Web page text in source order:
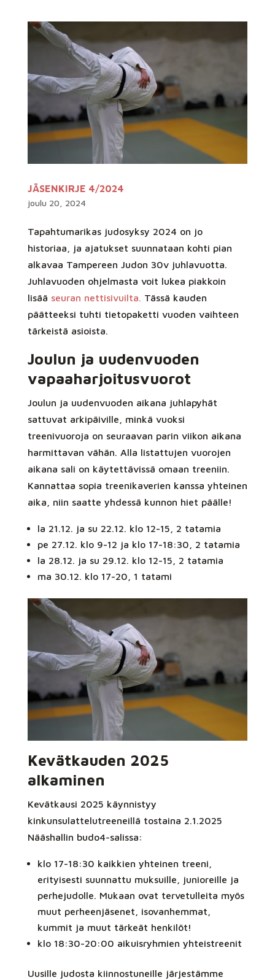
JÄSENKIRJE 4/2024
joulu 20, 2024
Tapahtumarikas judosyksy 2024 on jo
historiaa, ja ajatukset suunnataan kohti pian
alkavaa Tampereen Judon 30v juhlavuotta.
Juhlavuoden ohjelmasta voit lukea piakkoin
lisää seuran nettisivuilta. Tässä kauden
päätteeksi tuhti tietopaketti vuoden vaihteen
tärkeistä asioista.
Joulun ja uudenvuoden
vapaaharjoitusvuorot
Joulun ja uudenvuoden aikana juhlapyhät
sattuvat arkipäiville, minkä vuoksi
treenivuoroja on seuraavan parin viikon aikana
harmittavan vähän. Alla listattujen vuorojen
aikana sali on käytettävissä omaan treeniin.
Kannattaa sopia treenikaverien kanssa yhteinen
aika, niin saatte yhdessä kunnon hiet päälle!
la 21.12. ja su 22.12. klo 12-15, 2 tatamia
pe 27.12. klo 9-12 ja klo 17-18:30, 2 tatamia
la 28.12. ja su 29.12. klo 12-15, 2 tatamia
ma 30.12. klo 17-20, 1 tatami
Kevätkauden 2025
alkaminen
Kevätkausi 2025 käynnistyy
kinkunsulattelutreeneillä tostaina 2.1.2025
Nääshallin budo4-salissa:
klo 17-18:30 kaikkien yhteinen treeni,
erityisesti suunnattu muksuille, junioreille ja
perhejudolle. Mukaan ovat tervetulleita myös
muut perheenjäsenet, isovanhemmat,
kummit ja muut tärkeät henkilöt!
klo 18:30-20:00 aikuisryhmien yhteistreenit
Uusille judosta kiinnostuneille järjestämme